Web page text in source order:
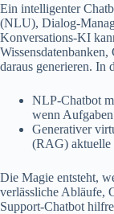
Ein intelligenter
(NLU), Dialog-
Konversations‑KI
daraus generieren. In
NLP-Chatbot
wenn
Generativer
(RAG) aktuelle
Die Magie entsteht,
verlässliche Abläufe,
Support-Chatbot